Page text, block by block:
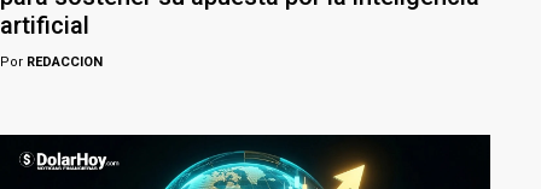
artificial
Por REDACCION